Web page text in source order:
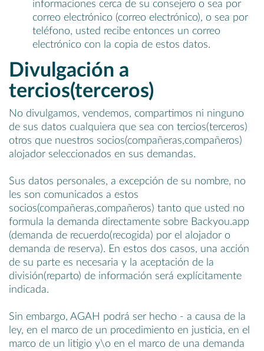
informaciones cerca de su consejero o sea por
correo electrónico (correo electrónico), o sea por
teléfono, usted recibe entonces un correo
electrónico con la copia de estos datos.
Divulgación a
tercios(terceros)
No divulgamos, vendemos, compartimos ni ninguno
de sus datos cualquiera que sea con tercios(terceros)
otros que nuestros socios(compañeras,compañeros)
alojador seleccionados en sus demandas.
Sus datos personales, a excepción de su nombre, no
les son comunicados a estos
socios(compañeras,compañeros) tanto que usted no
formula la demanda directamente sobre Backyou.app
(demanda de recuerdo(recogida) por el alojador o
demanda de reserva). En estos dos casos, una acción
de su parte es necesaria y la aceptación de la
división(reparto) de información será explícitamente
indicada.
Sin embargo, AGAH podrá ser hecho - a causa de la
ley, en el marco de un procedimiento en justicia, en el
marco de un litigio y\o en el marco de una demanda